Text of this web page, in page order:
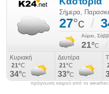
πρόγνωση καιρού από το